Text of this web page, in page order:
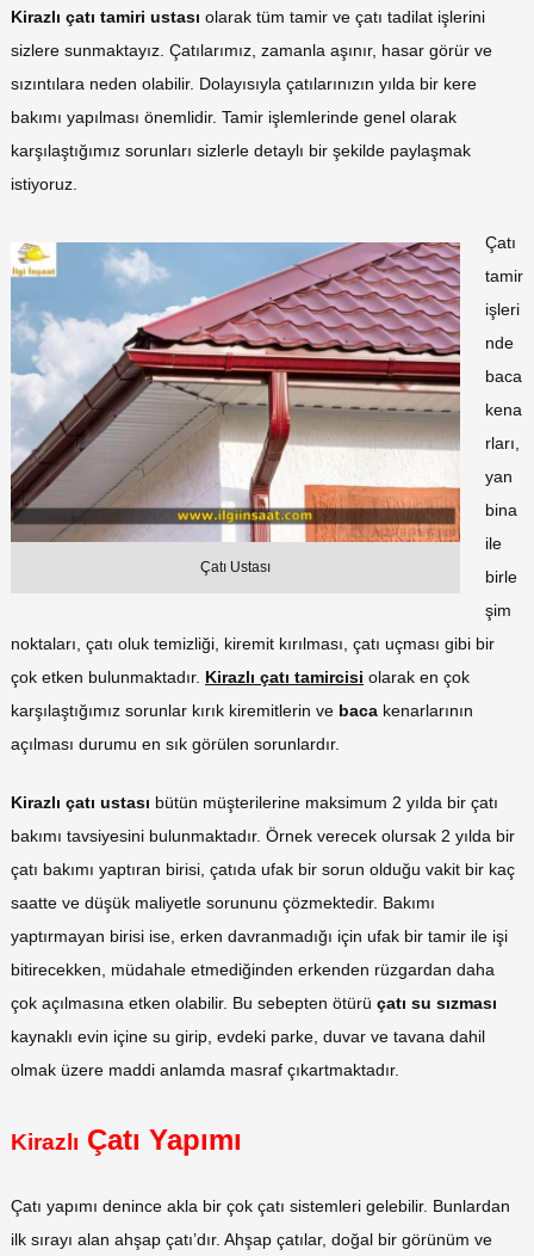
Kirazlı çatı tamiri ustası olarak tüm tamir ve çatı tadilat işlerini
sizlere sunmaktayız. Çatılarımız, zamanla aşınır, hasar görür ve
sızıntılara neden olabilir. Dolayısıyla çatılarınızın yılda bir kere
bakımı yapılması önemlidir. Tamir işlemlerinde genel olarak
karşılaştığımız sorunları sizlerle detaylı bir şekilde paylaşmak
istiyoruz.
Çatı Ustası
Çatı
tamir
işleri
nde
baca
kena
rları,
yan
bina
ile
birle
şim
noktaları, çatı oluk temizliği, kiremit kırılması, çatı uçması gibi bir
çok etken bulunmaktadır. Kirazlı çatı tamircisi olarak en çok
karşılaştığımız sorunlar kırık kiremitlerin ve baca kenarlarının
açılması durumu en sık görülen sorunlardır.
Kirazlı çatı ustası bütün müşterilerine maksimum 2 yılda bir çatı
bakımı tavsiyesini bulunmaktadır. Örnek verecek olursak 2 yılda bir
çatı bakımı yaptıran birisi, çatıda ufak bir sorun olduğu vakit bir kaç
saatte ve düşük maliyetle sorununu çözmektedir. Bakımı
yaptırmayan birisi ise, erken davranmadığı için ufak bir tamir ile işi
bitirecekken, müdahale etmediğinden erkenden rüzgardan daha
çok açılmasına etken olabilir. Bu sebepten ötürü çatı su sızması
kaynaklı evin içine su girip, evdeki parke, duvar ve tavana dahil
olmak üzere maddi anlamda masraf çıkartmaktadır.
Kirazlı Çatı Yapımı
Çatı yapımı denince akla bir çok çatı sistemleri gelebilir. Bunlardan
ilk sırayı alan ahşap çatı’dır. Ahşap çatılar, doğal bir görünüm ve